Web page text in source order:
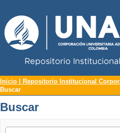
Buscar
Inicio | Repositorio Institucional
Buscar
Buscar